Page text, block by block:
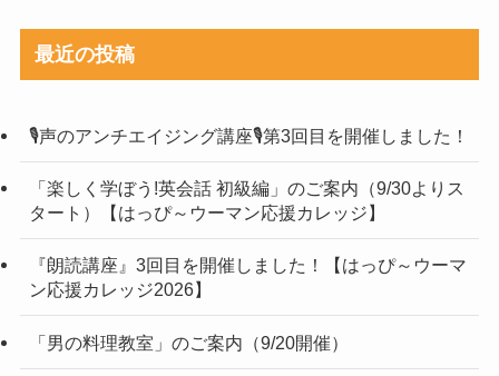
最近の投稿
🎙声のアンチエイジング講座🎙第3回目を開催しました！
「楽しく学ぼう!英会話 初級編」のご案内（9/30よりス
タート）【はっぴ～ウーマン応援カレッジ】
『朗読講座』3回目を開催しました！【はっぴ～ウーマ
ン応援カレッジ2026】
「男の料理教室」のご案内（9/20開催）